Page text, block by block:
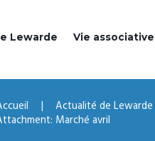
Lewarde Vie associative
Actualité de Lewarde
Marché avril